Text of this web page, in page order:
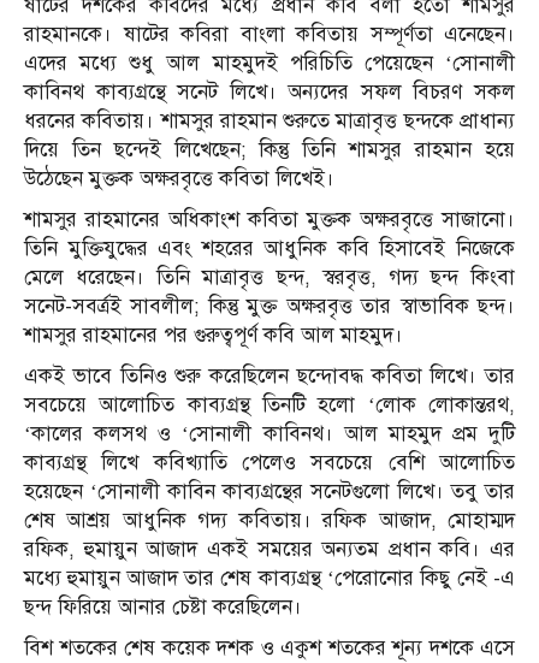
ষাটের দশকের কবিদের মধ্যে প্রধান কবি বলা হতো শামসুর
রাহমানকে। ষাটের কবিরা বাংলা কবিতায় সম্পূর্ণতা এনেছেন।
এদের মধ্যে শুধু আল মাহমুদই পরিচিতি পেয়েছেন ‘সোনালী
কাবিনথ কাব্যগ্রন্থে সনেট লিখে। অন্যদের সফল বিচরণ সকল
ধরনের কবিতায়। শামসুর রাহমান শুরুতে মাত্রাবৃত্ত ছন্দকে প্রাধান্য
দিয়ে তিন ছন্দেই লিখেছেন; কিন্তু তিনি শামসুর রাহমান হয়ে
উঠেছেন মুক্তক অক্ষরবৃত্তে কবিতা লিখেই।
শামসুর রাহমানের অধিকাংশ কবিতা মুক্তক অক্ষরবৃত্তে সাজানো।
তিনি মুক্তিযুদ্ধের এবং শহরের আধুনিক কবি হিসাবেই নিজেকে
মেলে ধরেছেন। তিনি মাত্রাবৃত্ত ছন্দ, স্বরবৃত্ত, গদ্য ছন্দ কিংবা
সনেট-সবর্ত্রই সাবলীল; কিন্তু মুক্ত অক্ষরবৃত্ত তার স্বাভাবিক ছন্দ।
শামসুর রাহমানের পর গুরুত্বপূর্ণ কবি আল মাহমুদ।
একই ভাবে তিনিও শুরু করেছিলেন ছন্দোবদ্ধ কবিতা লিখে। তার
সবচেয়ে আলোচিত কাব্যগ্রন্থ তিনটি হলো ‘লোক লোকান্তরথ,
‘কালের কলসথ ও ‘সোনালী কাবিনথ। আল মাহমুদ প্রম দুটি
কাব্যগ্রন্থ লিখে কবিখ্যাতি পেলেও সবচেয়ে বেশি আলোচিত
হয়েছেন ‘সোনালী কাবিন কাব্যগ্রন্থের সনেটগুলো লিখে। তবু তার
শেষ আশ্রয় আধুনিক গদ্য কবিতায়। রফিক আজাদ, মোহাম্মদ
রফিক, হুমায়ুন আজাদ একই সময়ের অন্যতম প্রধান কবি। এর
মধ্যে হুমায়ুন আজাদ তার শেষ কাব্যগ্রন্থ ‘পেরোনোর কিছু নেই -এ
ছন্দ ফিরিয়ে আনার চেষ্টা করেছিলেন।
বিশ শতকের শেষ কয়েক দশক ও একুশ শতকের শূন্য দশকে এসে